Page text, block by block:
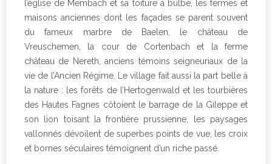
l’église de Membach et sa toiture à bulbe, les fermes et
maisons anciennes dont les façades se parent souvent
du fameux marbre de Baelen, le château de
Vreuschemen, la cour de Cortenbach et la ferme
château de Nereth, anciens témoins seigneuriaux de la
vie de l’Ancien Régime. Le village fait aussi la part belle à
la nature : les forêts de l’Hertogenwald et les tourbières
des Hautes Fagnes côtoient le barrage de la Gileppe et
son lion toisant la frontière prussienne, les paysages
vallonnés dévoilent de superbes points de vue, les croix
et bornes séculaires témoignent d’un riche passé.